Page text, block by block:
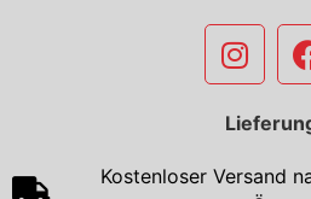
Kostenloser Versand